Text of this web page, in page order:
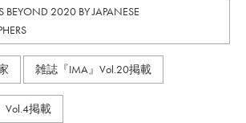
BEYOND 2020 BY JAPANESE
雑誌『IMA』Vol.20掲載
Vol.4掲載